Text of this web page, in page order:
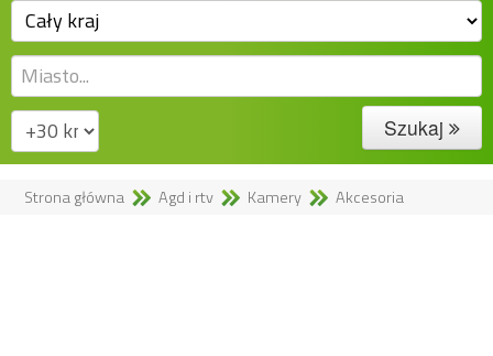
Szukaj
Strona główna Agd i rtv Kamery Akcesoria